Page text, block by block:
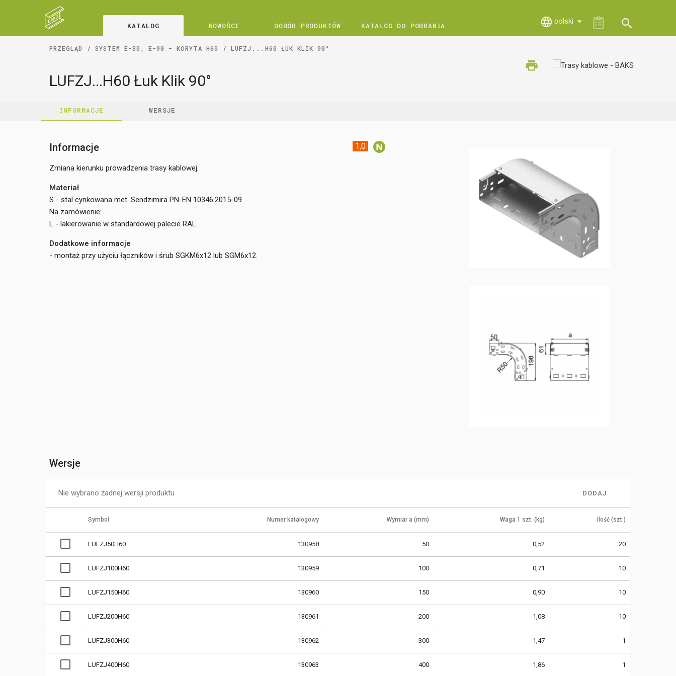
KATALOG NOWOŚCI DOBÓR PRODUKTÓW KATALOG DO POBRANIA polski
PRZEGLĄD SYSTEM E-30, E-90 - KORYTA H60 LUFZJ...H60 ŁUK KLIK 90°
LUFZJ...H60 Łuk Klik 90°
INFORMACJE WERSJE
1,0
Informacje
Zmiana kierunku prowadzenia trasy kablowej.
Materiał
S - stal cynkowana met. Sendzimira PN-EN 10346:2015-09
Na zamówienie:
L - lakierowanie w standardowej palecie RAL
Dodatkowe informacje
- montaż przy użyciu łączników i śrub SGKM6x12 lub SGM6x12.
Wersje
Nie wybrano żadnej wersji produktu DODAJ
Symbol Numer katalogowy Wymiar a (mm) Waga 1 szt. (kg) Ilość (szt.)
LUFZJ50H60 130958 50 0,52 20
LUFZJ100H60 130959 100 0,71 10
LUFZJ150H60 130960 150 0,90 10
LUFZJ200H60 130961 200 1,08 10
LUFZJ300H60 130962 300 1,47 1
LUFZJ400H60 130963 400 1,86 1